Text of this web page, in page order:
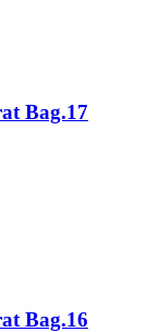
Bag.17
Bag.16